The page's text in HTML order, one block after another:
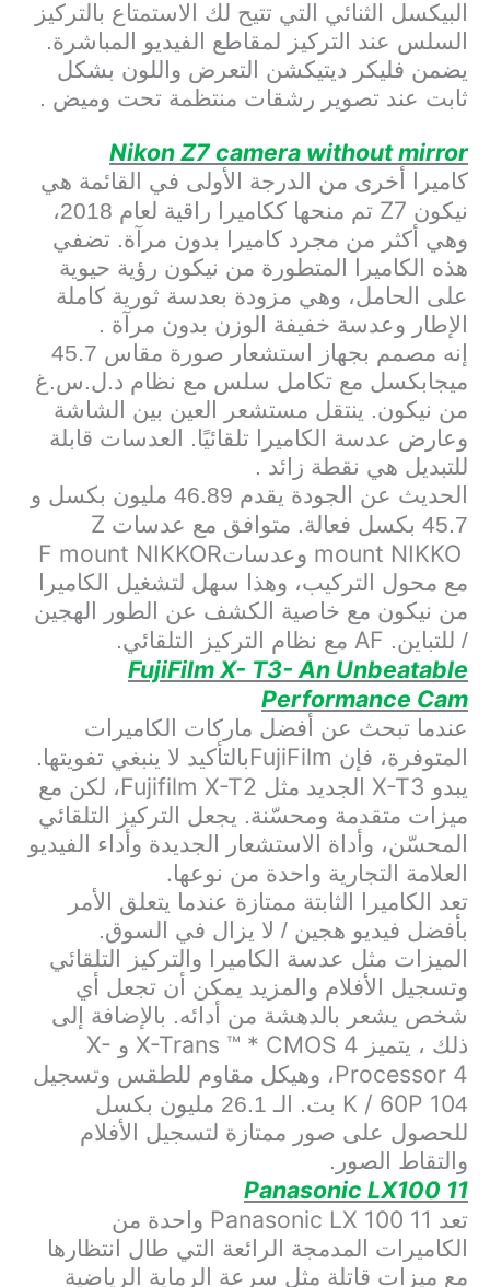
البيكسل الثنائي التي تتيح لك الاستمتاع بالتركيز
السلس عند التركيز لمقاطع الفيديو المباشرة.
يضمن فليكر ديتيكشن التعرض واللون بشكل
ثابت عند تصوير رشقات منتظمة تحت وميض .
Nikon Z7 camera without mirror
كاميرا أخرى من الدرجة الأولى في القائمة هي
نيكونZ7
تم منحها ككاميرا راقية لعام 2018،
وهي أكثر من مجرد كاميرا بدون مرآة. تضفي
هذه الكاميرا المتطورة من نيكون رؤية حيوية
على الحامل، وهي مزودة بعدسة ثورية كاملة
الإطار وعدسة خفيفة الوزن بدون مرآة .
إنه مصمم بجهاز استشعار صورة مقاس 45.7
ميجابكسل مع تكامل سلس مع نظام د.ل.س.غ
من نيكون. ينتقل مستشعر العين بين الشاشة
وعارض عدسة الكاميرا تلقائيًا. العدسات قابلة
للتبديل هي نقطة زائد .
الحديث عن الجودة يقدم 46.89 مليون بكسل و
45.7 بكسل فعالة. متوافق مع عدسات
Z
mount NIKKOوعدساتF mount NIKKOR
مع محول التركيب، وهذا سهل لتشغيل الكاميرا
من نيكون مع خاصية الكشف عن الطور الهجين
/ للتباين.AFمع نظام التركيز التلقائي.
FujiFilm X- T3- An Unbeatable
Performance Cam
عندما تبحث عن أفضل ماركات الكاميرات
المتوفرة، فإنFujiFilmبالتأكيد لا ينبغي تفويتها.
يبدوX-T3الجديد مثل Fujifilm X-T2، لكن مع
ميزات متقدمة ومحسّنة. يجعل التركيز التلقائي
المحسّن، وأداة الاستشعار الجديدة وأداء الفيديو
العلامة التجارية واحدة من نوعها.
تعد الكاميرا الثابتة ممتازة عندما يتعلق الأمر
بأفضل فيديو هجين / لا يزال في السوق.
الميزات مثل عدسة الكاميرا والتركيز التلقائي
وتسجيل الأفلام والمزيد يمكن أن تجعل أي
شخص يشعر بالدهشة من أدائه. بالإضافة إلى
ذلك ، يتميز X-Trans ™ * CMOS 4 وX-
Processor 4، وهيكل مقاوم للطقس وتسجيل
4
K / 60P 10
بت. الـ 26.1 مليون بكسل
للحصول على صور ممتازة لتسجيل الأفلام
والتقاط الصور.
Panasonic LX100 11
تعدPanasonic LX 100 11 واحدة من
الكاميرات المدمجة الرائعة التي طال انتظارها
مع ميزات قاتلة مثل سرعة الرماية الرياضية